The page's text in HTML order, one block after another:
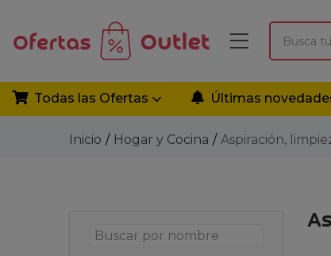
Todas las Ofertas Últimas
Inicio Hogar y Cocina Aspiración,